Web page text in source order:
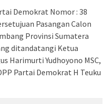
Demokrat Nomor : 38
Pasangan Calon
Provinsi Sumatera
ditandatangi Ketua
Harimurti Yudhoyono MSC,
Partai Demokrat H Teuku